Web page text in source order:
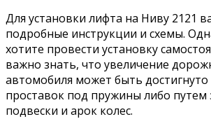
Для установки лифта на Ниву 2121
подробные инструкции и схемы.
хотите провести установку
важно знать, что увеличение
автомобиля может быть достигнуто
проставок под пружины либо
подвески и арок колес.